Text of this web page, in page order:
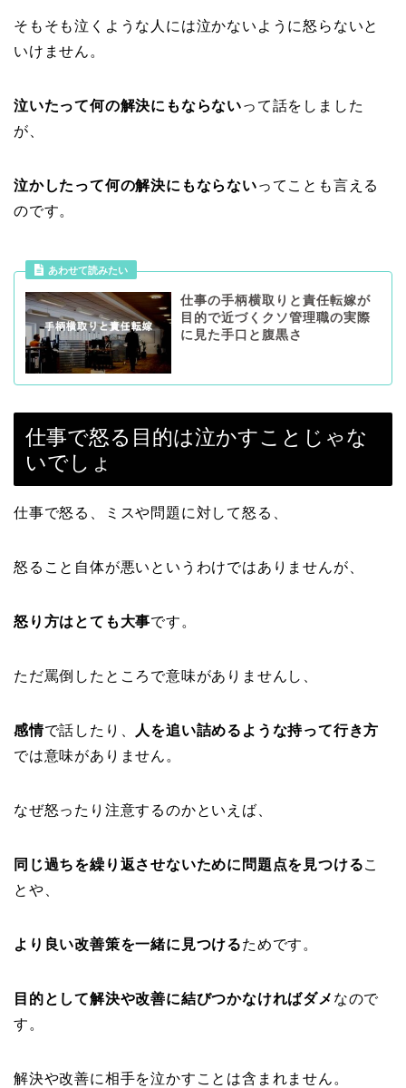
そもそも泣くような人には泣かないように怒らないと
いけません。
泣いたって何の解決にもならないって話をしました
が、
泣かしたって何の解決にもならないってことも言える
のです。
あわせて読みたい
仕事の手柄横取りと責任転嫁が
目的で近づくクソ管理職の実際
に見た手口と腹黒さ
仕事で怒る目的は泣かすことじゃな
いでしょ
仕事で怒る、ミスや問題に対して怒る、
怒ること自体が悪いというわけではありませんが、
怒り方はとても大事です。
ただ罵倒したところで意味がありませんし、
感情で話したり、
人を追い詰めるような持って行き方
では意味がありません。
なぜ怒ったり注意するのかといえば、
同じ過ちを繰り返させないために問題点を見つけるこ
とや、
より良い改善策を一緒に見つけるためです。
目的として解決や改善に結びつかなければダメ なので
す。
解決や改善に相手を泣かすことは含まれません。